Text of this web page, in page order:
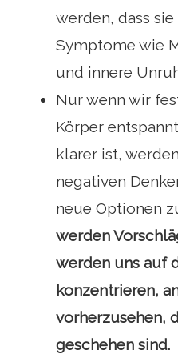
werden, dass
Symptome wie
und innere
Nur wenn wir
Körper
klarer ist,
negativen
neue Optionen
werden
werden uns auf
konzentrieren,
vorherzusehen,
geschehen sind.